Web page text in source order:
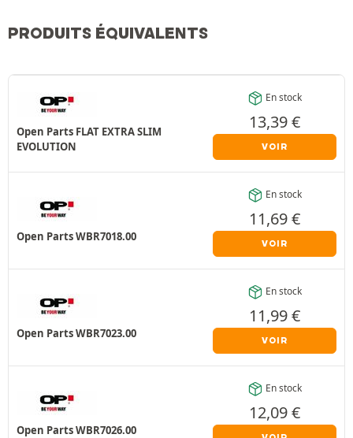
PRODUITS ÉQUIVALENTS
Open Parts FLAT EXTRA SLIM
EVOLUTION
En stock
13,39€
VOIR
Open Parts WBR7018.00
En stock
11,69€
VOIR
Open Parts WBR7023.00
En stock
11,99€
VOIR
Open Parts WBR7026.00
En stock
12,09€